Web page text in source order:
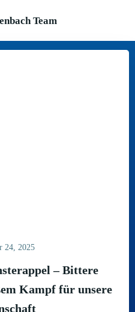
Team
24, 2025
– Bittere
Kampf für unsere